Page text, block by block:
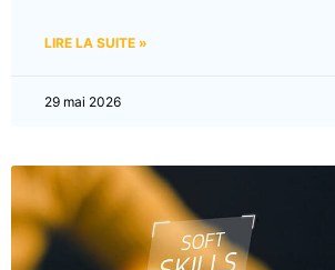
LIRE LA SUITE »
29 mai 2026